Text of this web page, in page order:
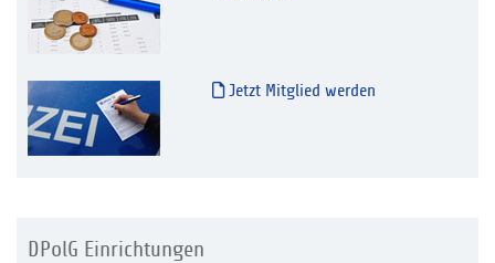
Jetzt Mitglied werden
DPolG Einrichtungen